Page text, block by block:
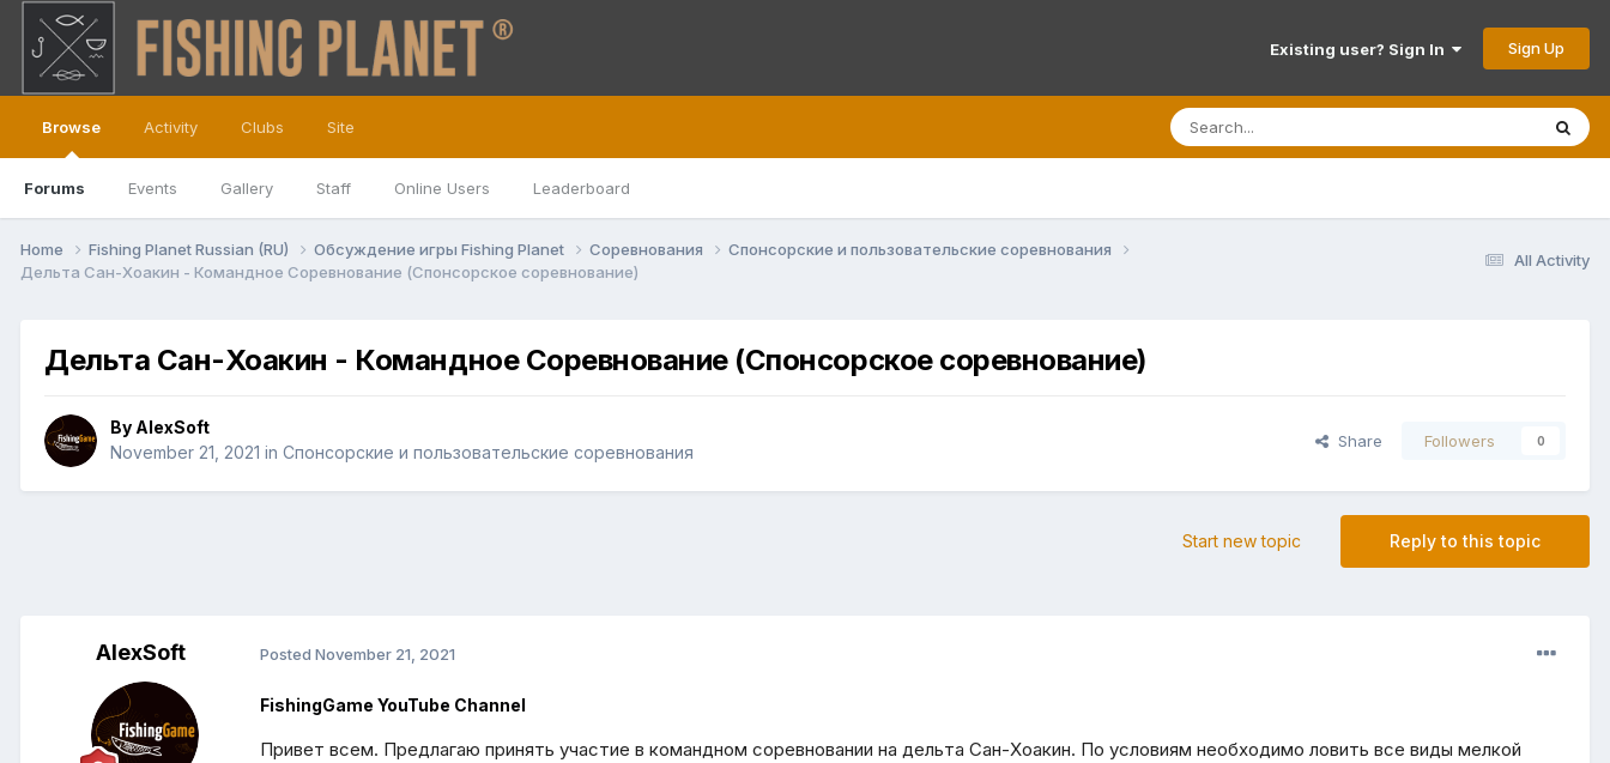
Existing user? Sign In Sign Up
Browse
Forums Events Gallery Staff Online Users Leaderboard
Activity Clubs Site
All Activity
Home Fishing Planet Russian (RU) Обсуждение игры Fishing Planet Соревнования
Спонсорские и пользовательские соревнования
Дельта Сан-Хоакин - Командное Соревнование (Спонсорское соревнование)
Дельта Сан-Хоакин - Командное Соревнование (Спонсорское соревнование)
By AlexSoft
November 21, 2021 in Спонсорские и пользовательские соревнования
Share Followers 0
Reply to this topic
Start new topic
AlexSoft Posted November 21, 2021
FishingGame YouTube Channel
Привет всем. Предлагаю принять участие в командном соревновании на дельта Сан-Хоакин. По условиям необходимо ловить все виды мелкой